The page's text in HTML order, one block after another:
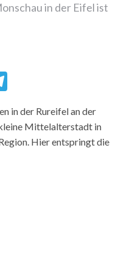
in der Eifel ist
in der Rureifel an der
Mittelalterstadt in
Hier entspringt die